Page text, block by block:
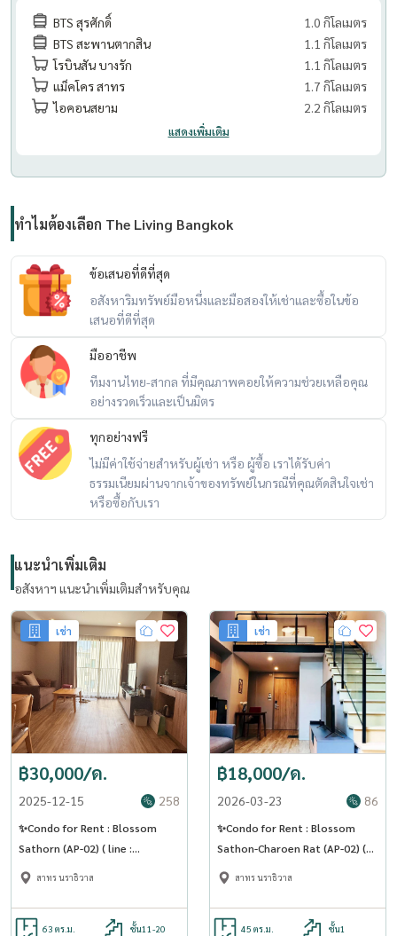
BTS สุรศักดิ์
1.0 กิโลเมตร
BTS สะพานตากสิน
1.1 กิโลเมตร
โรบินสัน บางรัก
1.1 กิโลเมตร
แม็คโคร สาทร
1.7 กิโลเมตร
ไอคอนสยาม
2.2 กิโลเมตร
แสดงเพิ่มเติม
ทำไมต้องเลือก The Living Bangkok
ข้อเสนอที่ดีที่สุด
อสังหาริมทรัพย์มือหนึ่งและมือสองให้เช่าและซื้อในข้อ
เสนอที่ดีที่สุด
มืออาชีพ
ทีมงานไทย-สากล ที่มีคุณภาพคอยให้ความช่วยเหลือคุณ
อย่างรวดเร็วและเป็นมิตร
ทุกอย่างฟรี
ไม่มีค่าใช้จ่ายสำหรับผู้เช่า หรือ ผู้ซื้อ เราได้รับค่า
ธรรมเนียมผ่านจากเจ้าของทรัพย์ในกรณีที่คุณตัดสินใจเช่า
หรือซื้อกับเรา
แนะนำเพิ่มเติม
อสังหาฯ แนะนำเพิ่มเติมสำหรับคุณ
เช่า
฿30,000/ด.
2025-12-15 258
✨Condo for Rent : Blossom
Sathorn (AP-02) ( line :
@condo91 )
สาทร นราธิวาส
63 ตร.ม. ชั้น11-20
เช่า
฿18,000/ด.
2026-03-23 86
✨Condo for Rent : Blossom
Sathon-Charoen Rat (AP-02) (
line : @condo91 )
สาทร นราธิวาส
45 ตร.ม. ชั้น1